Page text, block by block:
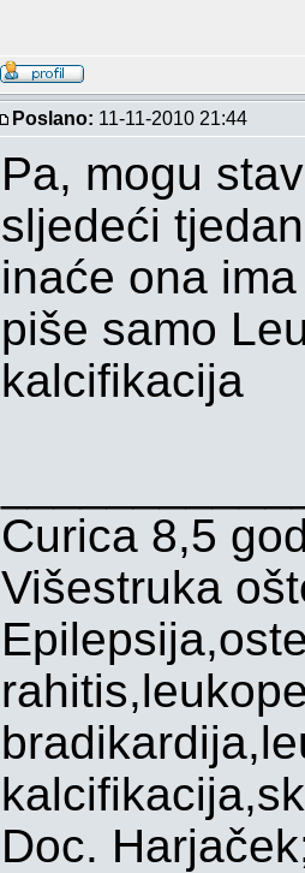
Poslano: 11-11-2010 21:44
Pa, mogu
sljedeći
inaće ona
piše samo
kalcifikacija
Curica 8,5
Višestruka
Doc.